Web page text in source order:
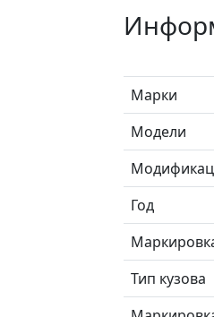
Марки
Модели
Год
Тип кузова